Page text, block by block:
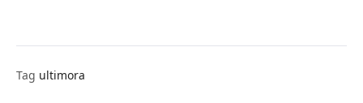
Tag ultimora